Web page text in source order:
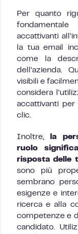
Per quanto
accattivanti
la tua email
come la
dell’azienda.
visibili e
considera
accattivanti per
clic.
Inoltre,
la
ruolo
risposta delle
sono più
sembrano
esigenze e
ricerca e alla
competenze e
candidato.